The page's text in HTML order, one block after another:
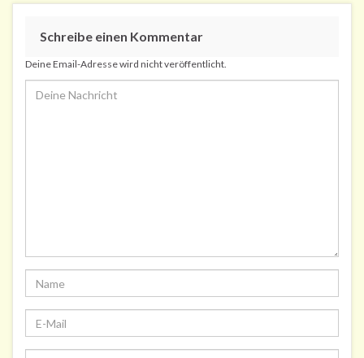
Schreibe einen Kommentar
Deine Email-Adresse wird nicht veröffentlicht.